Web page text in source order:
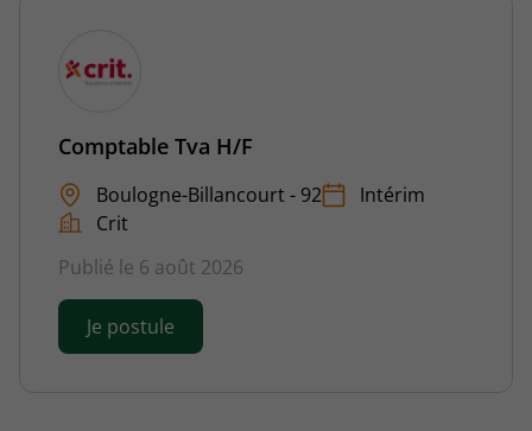
Comptable Tva H/F
Boulogne-Billancourt - 92
Intérim
Crit
Publié le 6 août 2026
Je postule